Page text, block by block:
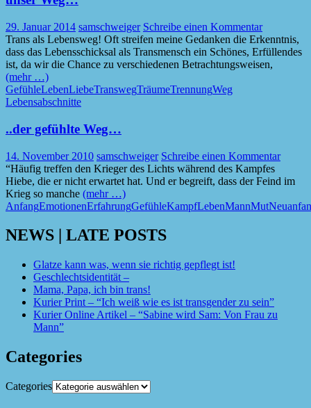
29. Januar 2014 samschweiger Schreibe einen Kommentar
Trans als Lebensweg! Oft streifen meine Gedanken die Erkenntnis,
dass das Lebensschicksal als Transmensch ein Schönes, Erfüllendes
ist, da wir die Chance zu verschiedenen Betrachtungsweisen,
(mehr …)
GefühleLebenLiebeTranswegTräumeTrennungWeg
Lebensabschnitte
..der gefühlte Weg…
14. November 2010 samschweiger Schreibe einen Kommentar
“Häufig treffen den Krieger des Lichts während des Kampfes
Hiebe, die er nicht erwartet hat. Und er begreift, dass der Feind im
Krieg so manche (mehr …)
AnfangEmotionenErfahrungGefühleKampfLebenMannMut
NEWS | LATE POSTS
Glatze kann was, wenn sie richtig gepflegt ist!
Geschlechtsidentität –
Mama, Papa, ich bin trans!
Kurier Print – “Ich weiß wie es ist transgender zu sein”
Kurier Online Artikel – “Sabine wird Sam: Von Frau zu
Mann”
Categories
Categories